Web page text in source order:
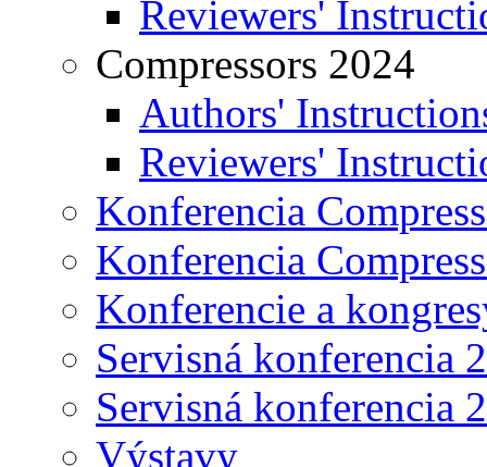
Reviewers'
Compressors 2024
Authors'
Reviewers'
Konferencia
Konferencia
Konferencie a
Servisná konferencia
Servisná konferencia
Výstavy